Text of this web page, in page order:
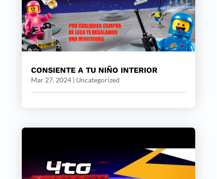
CONSIENTE A TU NIÑO INTERIOR
Mar 27, 2024| Uncategorized